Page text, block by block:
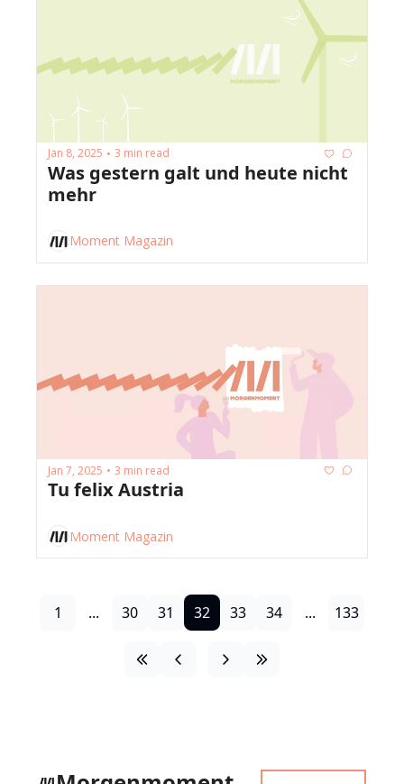
Jan 8, 2025 • 3 min read
Was gestern galt und heute nicht
mehr
Moment Magazin
Jan 7, 2025 • 3 min read
Tu felix Austria
Moment Magazin
1 ... 30 31 32 33 34 ... 133